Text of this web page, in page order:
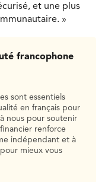
et une plus
»
francophone
sont essentiels
en français pour
nous pour soutenir
renforce
indépendant et à
mieux vous